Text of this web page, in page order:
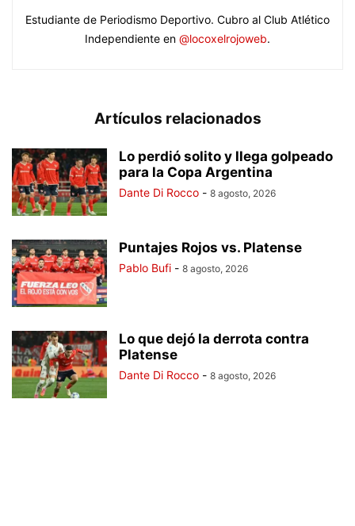
Estudiante de Periodismo Deportivo. Cubro al Club Atlético
Independiente en @locoxelrojoweb.
Artículos relacionados
Lo perdió solito y llega golpeado
para la Copa Argentina
Dante Di Rocco - 8 agosto, 2026
Puntajes Rojos vs. Platense
Pablo Bufi - 8 agosto, 2026
Lo que dejó la derrota contra
Platense
Dante Di Rocco - 8 agosto, 2026